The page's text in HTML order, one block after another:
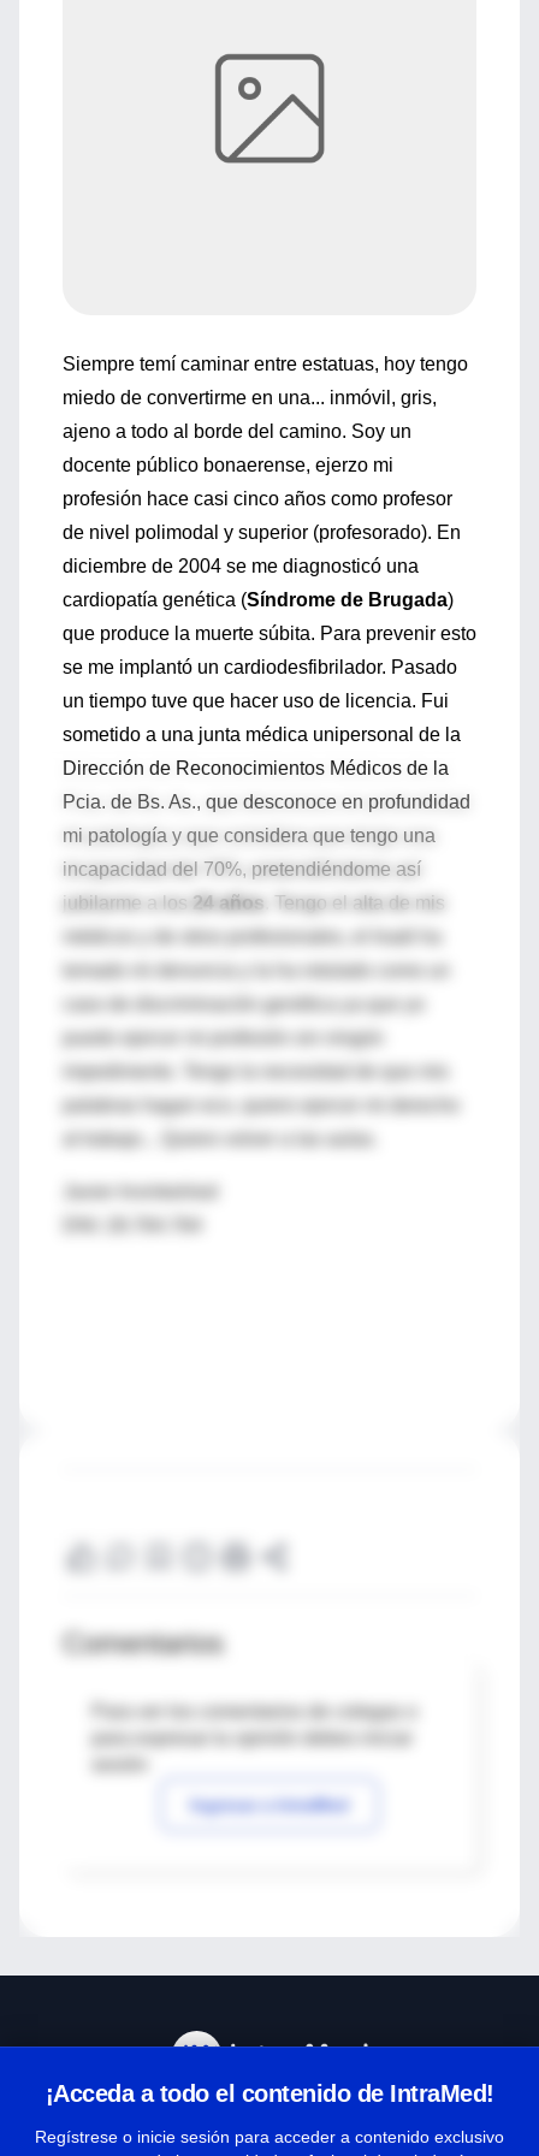
Siempre temí caminar entre estatuas, hoy tengo
miedo de convertirme en una... inmóvil, gris,
ajeno a todo al borde del camino. Soy un
docente público bonaerense, ejerzo mi
profesión hace casi cinco años como profesor
de nivel polimodal y superior (profesorado). En
diciembre de 2004 se me diagnosticó una
cardiopatía genética (Síndrome de Brugada)
que produce la muerte súbita. Para prevenir esto
se me implantó un cardiodesfibrilador. Pasado
un tiempo tuve que hacer uso de licencia. Fui
sometido a una junta médica unipersonal de la
Dirección de Reconocimientos Médicos de la
Pcia. de Bs. As., que desconoce en profundidad
mi patología y que considera que tengo una
incapacidad del 70%, pretendiéndome así
jubilarme a los 24 años . Tengo el alta de mis
caso de discriminación genética ya que yo
puedo ejercer mi profesión sin ningún
impedimento. Tengo la necesidad de que mis
palabras hagan eco, quiero ejercer mi derecho
Comentarios
Para ver los comentarios de colegas o
Ingresar a IntraMed
¡Acceda a todo el contenido de IntraMed!
Regístrese o inicie sesión para acceder a contenido exclusivo